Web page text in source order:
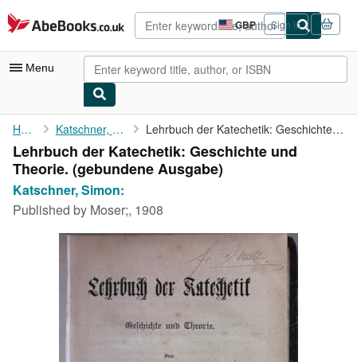
Skip to main content
AbeBooks.co.uk GBP
Site
shopping
preferences
Sign in
Menu
My Account
My Purchases
Advanced Search
Browse Collections
Rare Books
Home Katschner, Simon: Lehrbuch der Katechetik: Geschichte und Theorie.
Lehrbuch der Katechetik: Geschichte und
Theorie. (gebundene Ausgabe)
Katschner, Simon:
Published by Moser;, 1908